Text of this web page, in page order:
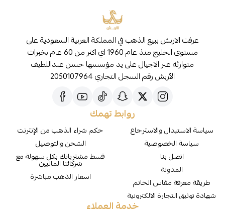
عرفت الاربش ببيع الذهب في المملكة العربية السعودية على
مستوى الخليج منذ عام 1960 اي اكثر من 60 عام بخبرات
متوارثه عبر الاجيال على يد مؤسسها حسن عبداللطيف
الأربش رقم السجل التجاري 2050107964
روابط تهمك
سياسة الاستبدال والاسترجاع
سياسة الخصوصية
اتصل بنا
المدونة
طريقة معرفة مقاس الخاتم
شهادة توثيق التجارة الالكترونية
حكم شراء الذهب من الإنترنت
الشحن والتوصيل
قسط مشترياتك بكل سهولة مع
شركائنا الماليين
اسعار الذهب مباشرة
خدمة العملاء